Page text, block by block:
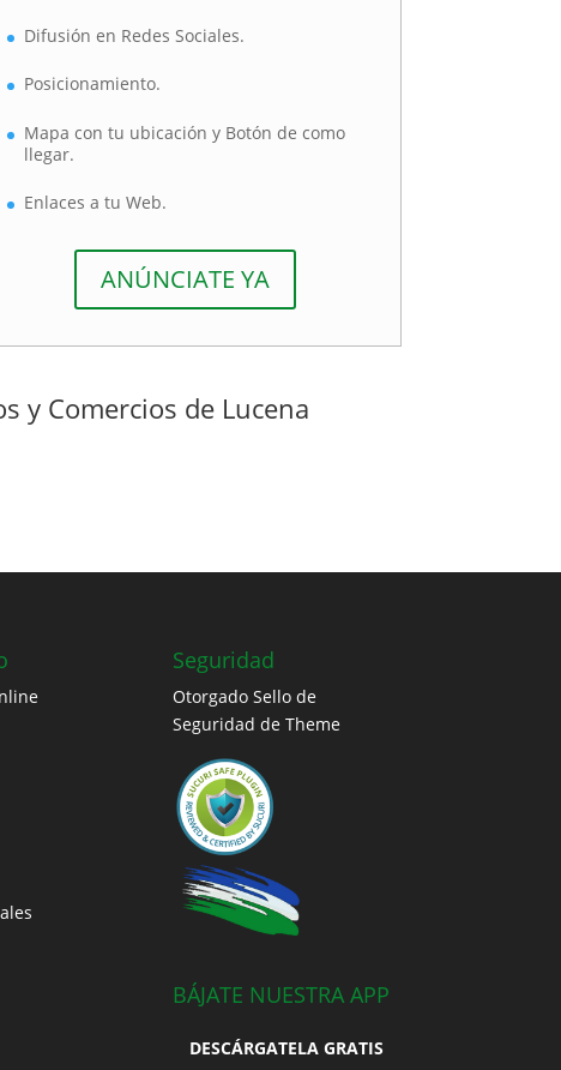
Difusión en Redes Sociales.
Posicionamiento.
Mapa con tu ubicación y Botón de como
llegar.
Enlaces a tu Web.
ANÚNCIATE YA
y Comercios de Lucena
Seguridad
Otorgado Sello de
Seguridad de Theme
BÁJATE NUESTRA APP
DESCÁRGATELA GRATIS